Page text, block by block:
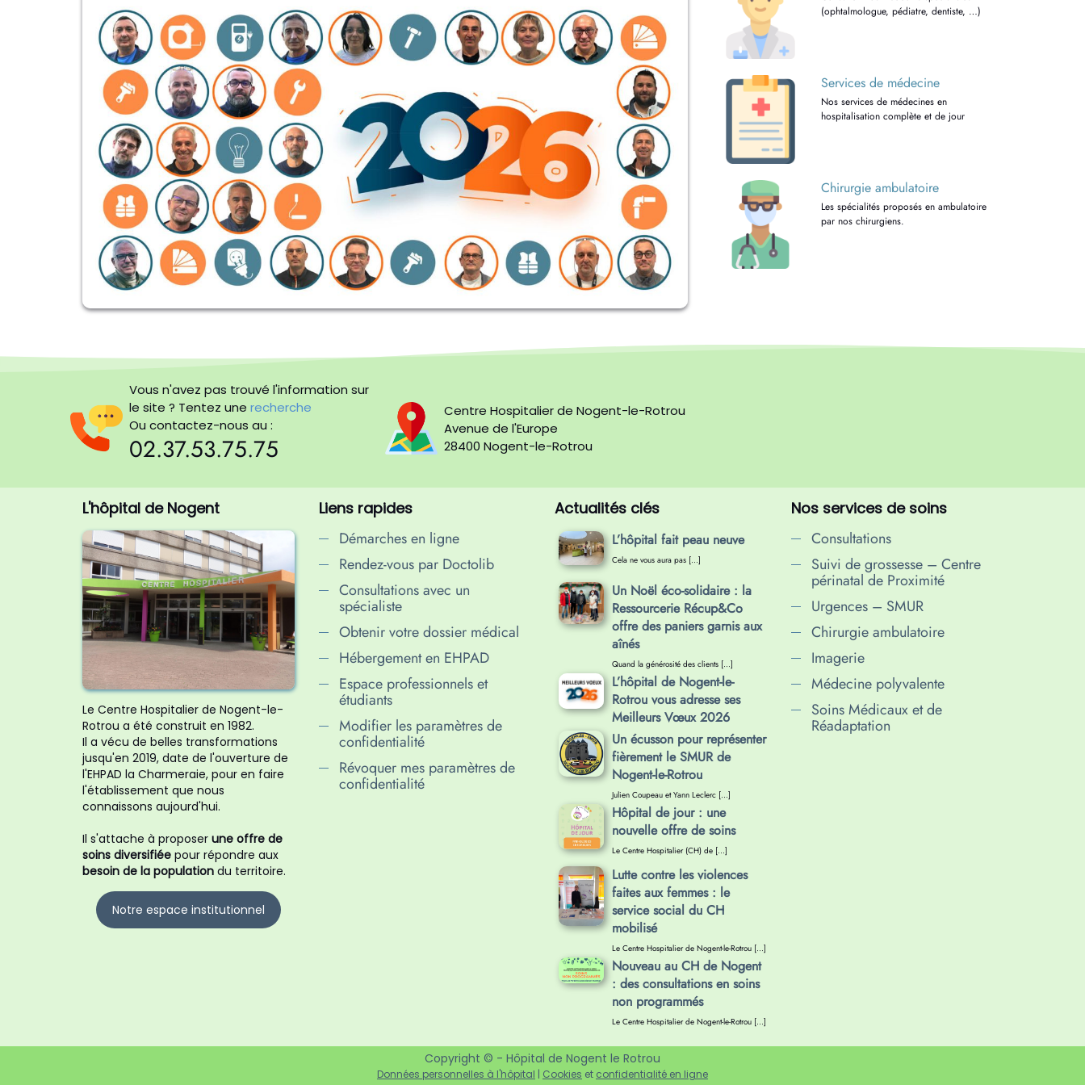
(ophtalmologue, pédiatre, dentiste, …)
Services de médecine
Nos services de médecines en
hospitalisation complète et de jour
Chirurgie ambulatoire
Les spécialités proposés en ambulatoire
par nos chirurgiens.
Vous n'avez pas trouvé l'information sur
le site ? Tentez une recherche
Ou contactez-nous au :
02.37.53.75.75
Centre Hospitalier de Nogent-le-Rotrou
Avenue de l'Europe
28400 Nogent-le-Rotrou
L'hôpital de Nogent
Le Centre Hospitalier de Nogent-le-
Rotrou a été construit en 1982.
Il a vécu de belles transformations
jusqu'en 2019, date de l'ouverture de
l'EHPAD la Charmeraie, pour en faire
l'établissement que nous
connaissons aujourd'hui.
Il s'attache à proposer une offre de
soins diversifiée pour répondre aux
besoin de la population du territoire.
Notre espace institutionnel
Liens rapides
Démarches en ligne
Rendez-vous par Doctolib
Consultations avec un
spécialiste
Obtenir votre dossier médical
Hébergement en EHPAD
Espace professionnels et
étudiants
Modifier les paramètres de
confidentialité
Révoquer mes paramètres de
confidentialité
Actualités clés
L’hôpital fait peau neuve
Cela ne vous aura pas […]
Un Noël éco-solidaire : la
Ressourcerie Récup&Co
offre des paniers garnis aux
aînés
Quand la générosité des clients […]
L’hôpital de Nogent-le-
Rotrou vous adresse ses
Meilleurs Vœux 2026
Un écusson pour représenter
fièrement le SMUR de
Nogent-le-Rotrou
Julien Coupeau et Yann Leclerc […]
Hôpital de jour : une
nouvelle offre de soins
Le Centre Hospitalier (CH) de […]
Lutte contre les violences
faites aux femmes : le
service social du CH
mobilisé
Le Centre Hospitalier de Nogent-le-Rotrou […]
Nouveau au CH de Nogent
: des consultations en soins
non programmés
Le Centre Hospitalier de Nogent-le-Rotrou […]
Nos services de soins
Consultations
Suivi de grossesse – Centre
périnatal de Proximité
Urgences – SMUR
Chirurgie ambulatoire
Imagerie
Médecine polyvalente
Soins Médicaux et de
Réadaptation
Copyright © - Hôpital de Nogent le Rotrou
Données personnelles à l'hôpital | Cookies et confidentialité en ligne